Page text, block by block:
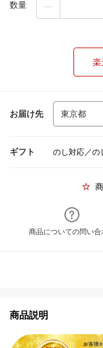
数量
楽
お届け先
ギフト のし対応／の
商品についての問い合
商品説明